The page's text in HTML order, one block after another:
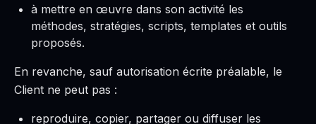
à mettre en œuvre dans son activité les
méthodes, stratégies, scripts, templates et outils
proposés.
En revanche, sauf autorisation écrite préalable, le
Client ne peut pas :
reproduire, copier, partager ou diffuser les